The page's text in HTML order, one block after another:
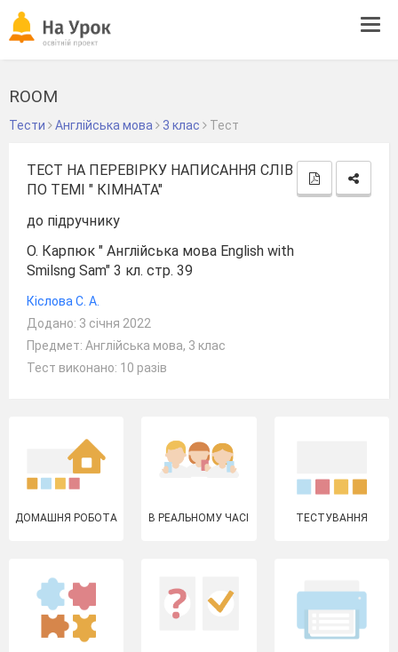
ROOM
Тести Англійська мова 3 клас Тест
ТЕСТ НА ПЕРЕВІРКУ НАПИСАННЯ СЛІВ
ПО ТЕМІ " КІМНАТА"
до підручнику
О. Карпюк " Англійська мова English with
Smilsng Sam" 3 кл. стр. 39
Кіслова С. А.
Додано: 3 січня 2022
Предмет: Англійська мова, 3 клас
Тест виконано: 10 разів
ДОМАШНЯ РОБОТА В РЕАЛЬНОМУ ЧАСІ ТЕСТУВАННЯ